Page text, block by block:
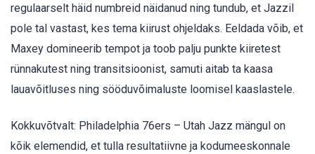
regulaarselt häid numbreid näidanud ning tundub, et Jazzil
pole tal vastast, kes tema kiirust ohjeldaks. Eeldada võib, et
Maxey domineerib tempot ja toob palju punkte kiiretest
rünnakutest ning transitsioonist, samuti aitab ta kaasa
lauavõitluses ning sööduvõimaluste loomisel kaaslastele.
Kokkuvõtvalt: Philadelphia 76ers – Utah Jazz mängul on
kõik elemendid, et tulla resultatiivne ja kodumeeskonnale